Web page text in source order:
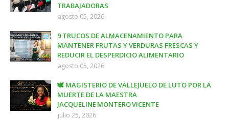
TRABAJADORAS
agosto 05, 2026
9 TRUCOS DE ALMACENAMIENTO PARA
MANTENER FRUTAS Y VERDURAS FRESCAS Y
REDUCIR EL DESPERDICIO ALIMENTARIO
agosto 05, 2026
🕊️ MAGISTERIO DE VALLEJUELO DE LUTO POR LA
MUERTE DE LA MAESTRA
JACQUELINE MONTERO VICENTE
julio 25, 2026